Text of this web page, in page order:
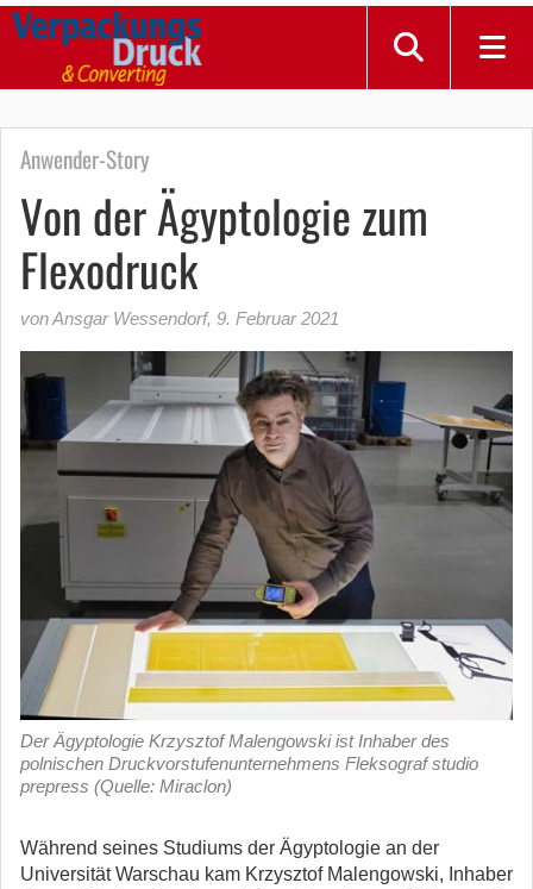
Anwender-Story
Von der Ägyptologie zum
Flexodruck
von Ansgar Wessendorf, 9. Februar 2021
Der Ägyptologie Krzysztof Malengowski ist Inhaber des
polnischen Druckvorstufenunternehmens Fleksograf studio
prepress (Quelle: Miraclon)
Während seines Studiums der Ägyptologie an der
Universität Warschau kam Krzysztof Malengowski, Inhaber